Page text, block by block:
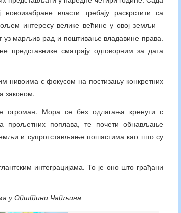
власти требају раскрстити са
интересу велике већине у овој земљи –
уз марљив рад и поштивање владавине права.
представнике сматрају одговорним за дата
нивоима с фокусом на постизању конкретних
законом.
огроман. Мора се без одлагања кренути с
прољетних поплава, те почети обнављање
и супротстављање пошастима као што су
интеграцијама. То је оно што грађани
у Општини Чапљина